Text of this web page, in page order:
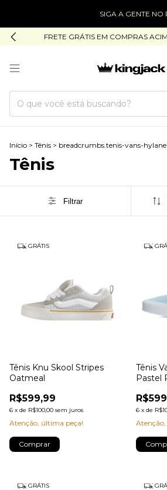
SIGA A GENTE NO
FRETE GRÁTIS EM COMPRAS
Início > Tênis > breadcrumbs.tenis-vans-hylane
Tênis
Filtrar
GRÁTIS
Tênis Knu Skool Stripes
Oatmeal
R$599,99
6 x de R$100,00 sem juros
Atenção, última peça!
Comprar
Tênis
Pastel
6 x de
GRÁTIS